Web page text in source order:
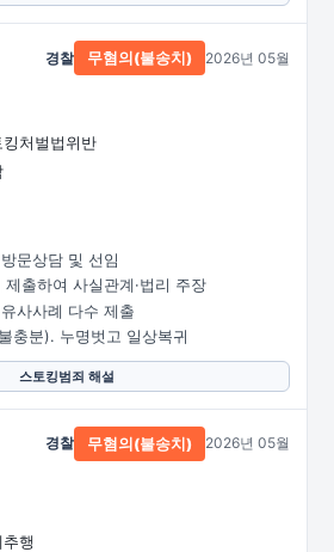
킹처벌법위반
경찰 무혐의(불송치) 2026년 05월
문상담 및 선임
출하여 사실관계·법리 주장
사사례 다수 제출
충분). 누명벗고 일상복귀
스토킹범죄 해설
행
경찰 무혐의(불송치) 2026년 05월